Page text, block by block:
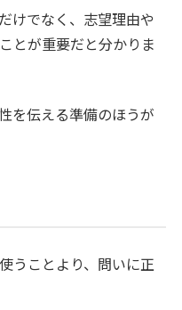
けでなく、志望理由や
とが重要だと分かりま
を伝える準備のほうが
うことより、問いに正